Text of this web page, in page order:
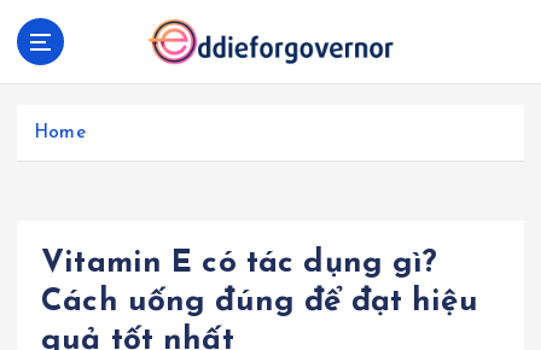
Home
Vitamin E có tác dụng gì?
Cách uống đúng để đạt hiệu
quả tốt nhất